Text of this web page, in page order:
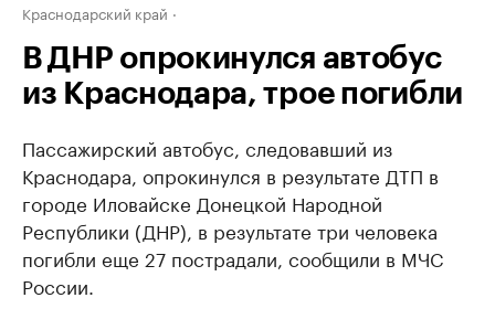
Краснодарский край
В ДНР опрокинулся автобус
из Краснодара, трое погибли
Пассажирский автобус, следовавший из
Краснодара, опрокинулся в результате ДТП в
городе Иловайске Донецкой Народной
Республики (ДНР), в результате три человека
погибли еще 27 пострадали, сообщили в МЧС
России.